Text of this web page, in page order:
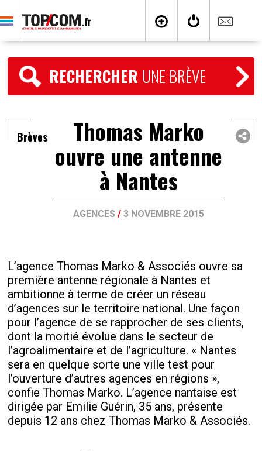
RECHERCHER UNE BRÈVE
Brèves Thomas Marko
ouvre une antenne
à Nantes
AGENCES / 3 NOVEMBRE 2015
L’agence Thomas Marko & Associés ouvre sa
première antenne régionale à Nantes et
ambitionne à terme de créer un réseau
d’agences sur le territoire national. Une façon
pour l’agence de se rapprocher de ses clients,
dont la moitié évolue dans le secteur de
l’agroalimentaire et de l’agriculture. « Nantes
sera en quelque sorte une ville test pour
l’ouverture d’autres agences en régions »,
confie Thomas Marko. L’agence nantaise est
dirigée par Emilie Guérin, 35 ans, présente
depuis 12 ans chez Thomas Marko & Associés.